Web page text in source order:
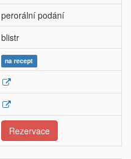
perorální podání
blistr
na recept
Rezervace